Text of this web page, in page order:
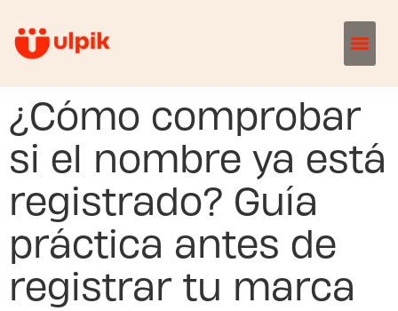
¿Cómo comprobar
si el nombre ya está
registrado? Guía
práctica antes de
registrar tu marca